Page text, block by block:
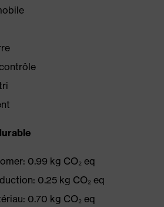
0.99 kg CO₂ eq
0.25 kg CO₂ eq
0.70 kg CO₂ eq